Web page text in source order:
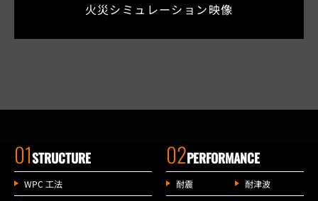
火災シミュレーション映像
01STRUCTURE
WPC 工法
02PERFORMANCE
耐震
耐津波